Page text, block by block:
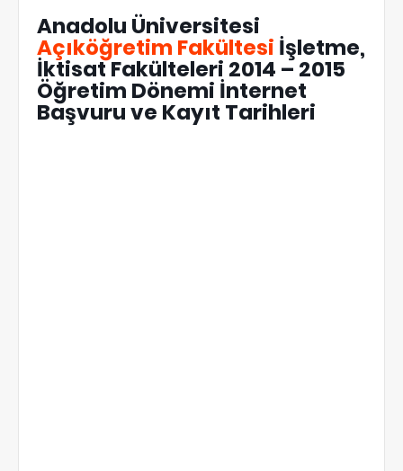
Anadolu Üniversitesi
Açıköğretim Fakültesi İşletme,
İktisat Fakülteleri 2014 – 2015
Öğretim Dönemi İnternet
Başvuru ve Kayıt Tarihleri